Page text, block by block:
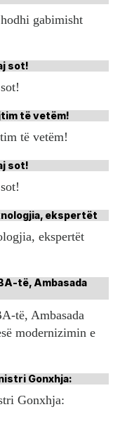
gabimisht
të vetëm!
ekspertët
të, Ambasada
modernizimin e
Gonxhja: